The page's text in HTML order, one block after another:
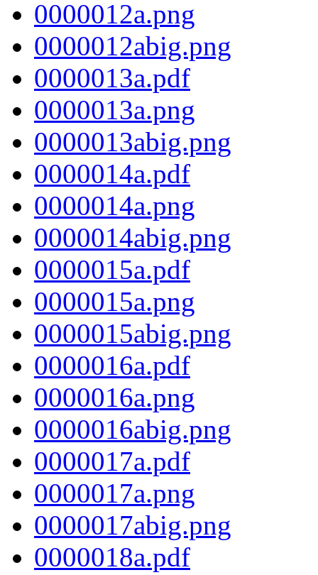
0000012a.png
0000012abig.png
0000013a.pdf
0000013a.png
0000013abig.png
0000014a.pdf
0000014a.png
0000014abig.png
0000015a.pdf
0000015a.png
0000015abig.png
0000016a.pdf
0000016a.png
0000016abig.png
0000017a.pdf
0000017a.png
0000017abig.png
0000018a.pdf